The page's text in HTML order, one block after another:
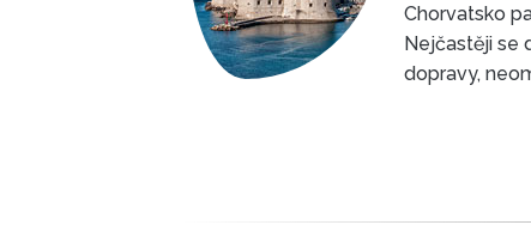
Chorvatsko
Nejčastěji se
dopravy,